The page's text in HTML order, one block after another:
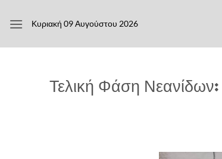
στο
Κυριακή 09 Αυγούστου 2026
Τελική Φάση